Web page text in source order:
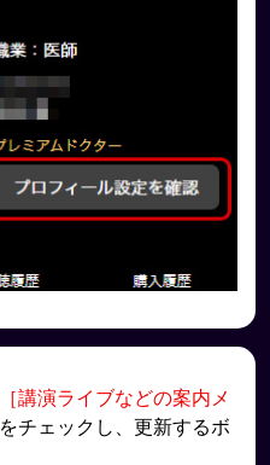
［講演ライブなどの案内メ
をチェックし、更新するボ